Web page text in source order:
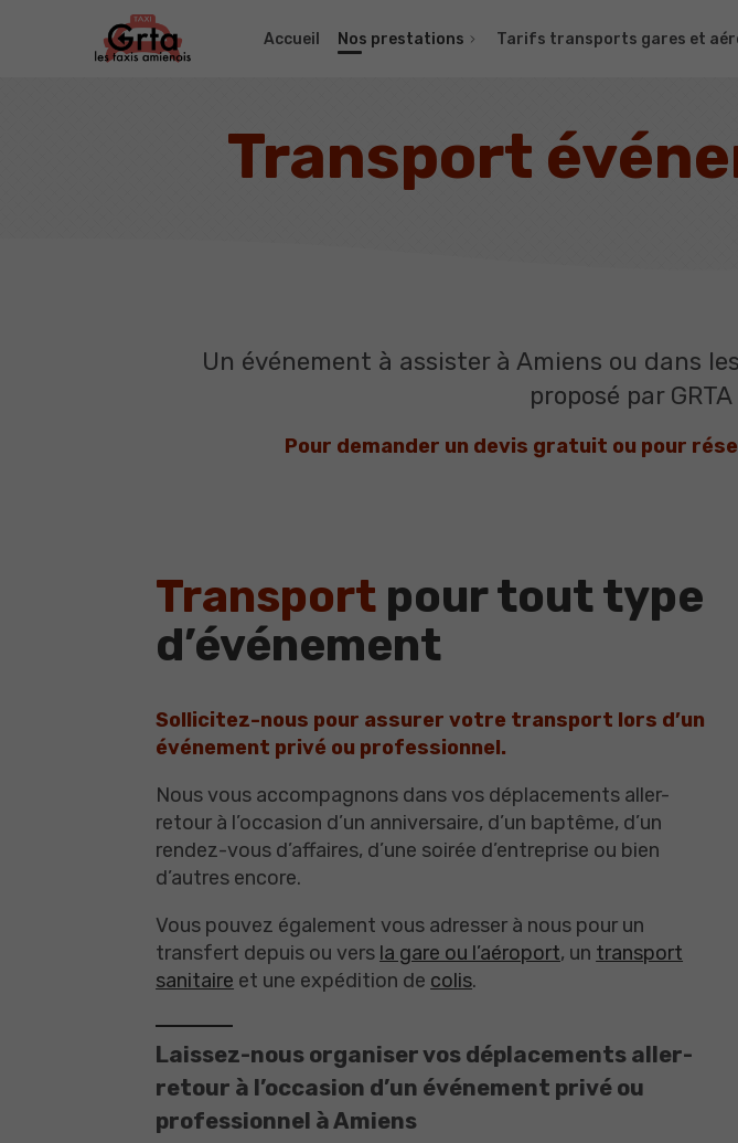
Accueil Nos prestations Tarifs transports gares et
Transport
Un événement à assister à Amiens ou dans
proposé par
Pour demander un devis gratuit ou pour
Transport pour tout type
d’événement
Sollicitez-nous pour assurer votre transport lors d’un
événement privé ou professionnel.
Nous vous accompagnons dans vos déplacements aller-
retour à l’occasion d’un anniversaire, d’un baptême, d’un
rendez-vous d’affaires, d’une soirée d’entreprise ou bien
d’autres encore.
Vous pouvez également vous adresser à nous pour un
transfert depuis ou vers la gare ou l’aéroport, un transport
sanitaire et une expédition de colis.
Laissez-nous organiser vos déplacements aller-
retour à l’occasion d’un événement privé ou
professionnel à Amiens